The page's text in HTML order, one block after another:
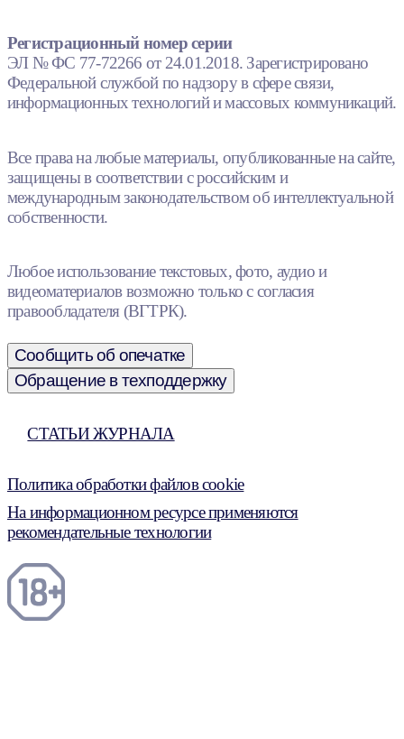
Регистрационный номер серии
ЭЛ № ФС 77-72266 от 24.01.2018. Зарегистрировано
Федеральной службой по надзору в сфере связи,
информационных технологий и массовых коммуникаций.
Все права на любые материалы, опубликованные на сайте,
защищены в соответствии с российским и
международным законодательством об интеллектуальной
собственности.
Любое использование текстовых, фото, аудио и
видеоматериалов возможно только с согласия
правообладателя (ВГТРК).
Сообщить об опечатке
Обращение в техподдержку
СТАТЬИ ЖУРНАЛА
Политика обработки файлов cookie
На информационном ресурсе применяются
рекомендательные технологии